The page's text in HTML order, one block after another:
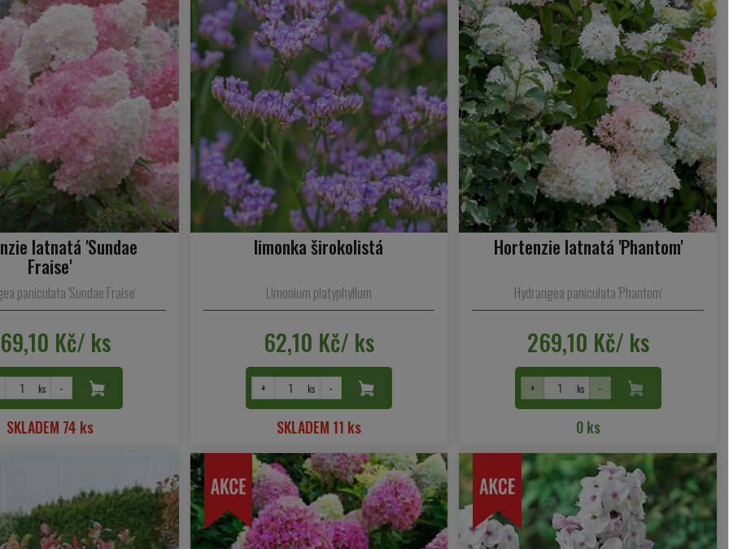
latnatá 'Sundae
Fraise'
paniculata 'Sundae Fraise'
Kč/ ks
ks -
SKLADEM 74 ks
limonka širokolistá
Limonium platyphyllum
62,10 Kč/ ks
+ ks -
SKLADEM 11 ks
Hortenzie latnatá 'Phantom'
Hydrangea paniculata 'Phantom'
269,10 Kč/ ks
+ ks -
0 ks